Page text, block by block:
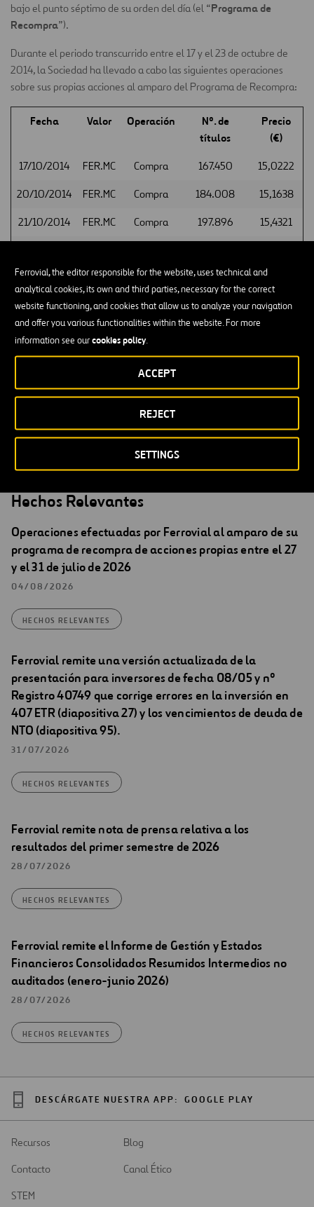
Ferrovial, the editor responsible for the website, uses technical and
analytical cookies, its own and third parties, necessary for the correct
website functioning, and cookies that allow us to analyze your navigation
and offer you various functionalities within the website. For more
information see ourcookies policy.
SETTINGS
REJECT
ACCEPT
bajo el punto séptimo de su orden del día (el “Programa de
Recompra”).
Durante el periodo transcurrido entre el 17 y el 23 de octubre de
2014, la Sociedad ha llevado a cabo las siguientes operaciones
sobre sus propias acciones al amparo del Programa de Recompra:
Fecha Valor Operación
Nº. de
títulos
Precio
(€)
17/10/2014 FER.MC Compra 167.450 15,0222
20/10/2014 FER.MC Compra 184.008 15,1638
21/10/2014 FER.MC Compra 197.896 15,4321
23/10/2014 FER.MC Compra 216.702
15,9150
Lo cual ponemos en su conocimiento a los efectos oportunos.
Madrid, 24 de octubre de 2014
Santiago Ortiz Vaamonde
Secretario del Consejo de Administración de Ferrovial, S.A.
Hechos Relevantes
Operaciones efectuadas por Ferrovial al amparo de su
programa de recompra de acciones propias entre el 27
y el 31 de julio de 2026
04/08/2026
HECHOS RELEVANTES
Ferrovial remite una versión actualizada de la
presentación para inversores de fecha 08/05 y nº
Registro 40749 que corrige errores en la inversión en
407 ETR (diapositiva 27) y los vencimientos de deuda de
NTO (diapositiva 95).
31/07/2026
HECHOS RELEVANTES
Ferrovial remite nota de prensa relativa a los
resultados del primer semestre de 2026
28/07/2026
HECHOS RELEVANTES
Ferrovial remite el Informe de Gestión y Estados
Financieros Consolidados Resumidos Intermedios no
auditados (enero-junio 2026)
28/07/2026
HECHOS RELEVANTES
DESCÁRGATE NUESTRA APP: GOOGLE PLAY
Recursos
Blog
Contacto
Canal Ético
STEM